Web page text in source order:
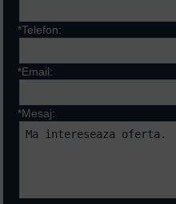
*Telefon:
*Email:
*Mesaj: